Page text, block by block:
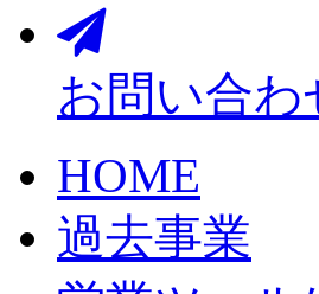
お問い合わ
HOME
過去事業